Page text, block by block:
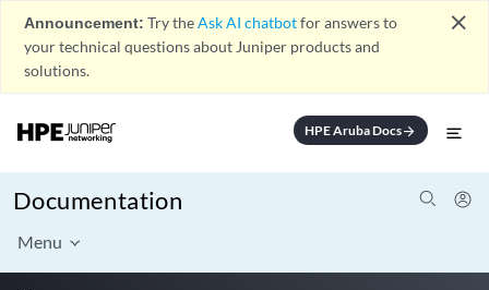
Announcement: Try theAsk AI chatbotfor answers to
your technical questions about Juniper products and
solutions.
close
HPE Aruba Docsarrow_forward
Documentation
Menu